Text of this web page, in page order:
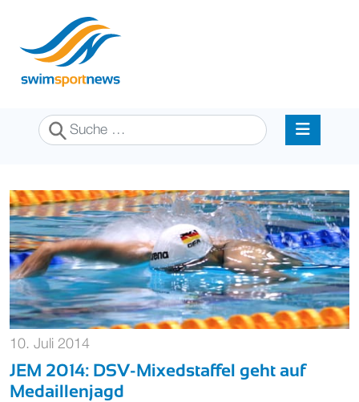
Suchen
10. Juli 2014
JEM 2014: DSV-Mixedstaffel geht auf
Medaillenjagd